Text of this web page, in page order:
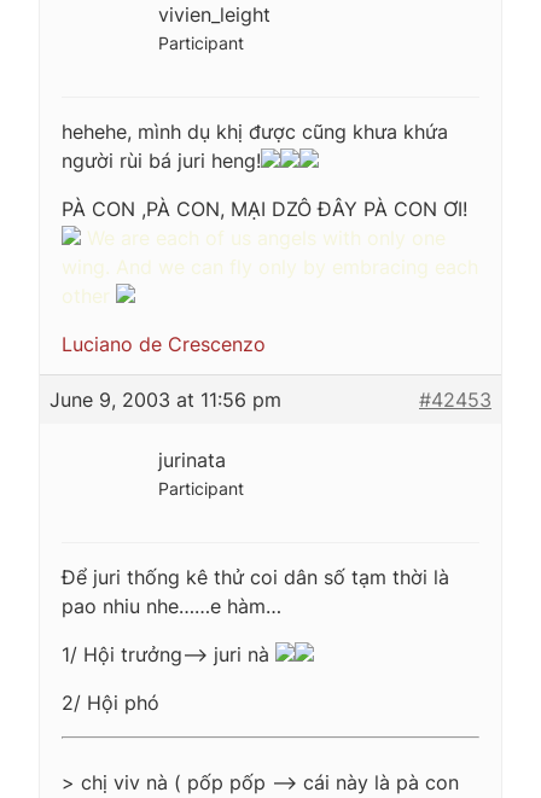
vivien_leight
Participant
hehehe, mình dụ khị được cũng khưa khứa
người rùi bá juri heng!
PÀ CON ,PÀ CON, MẠI DZÔ ĐÂY PÀ CON ƠI!
We are each of us angels with only one
wing. And we can fly only by embracing each
other
Luciano de Crescenzo
June 9, 2003 at 11:56 pm #42453
jurinata
Participant
Để juri thống kê thử coi dân số tạm thời là
pao nhiu nhe……e hàm…
1/ Hội trưởng—-> juri nà
2/ Hội phó
> chị viv nà ( pốp pốp —> cái này là pà con